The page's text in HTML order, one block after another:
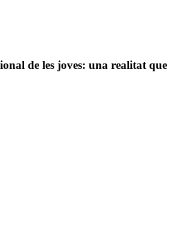
de les joves: una realitat que